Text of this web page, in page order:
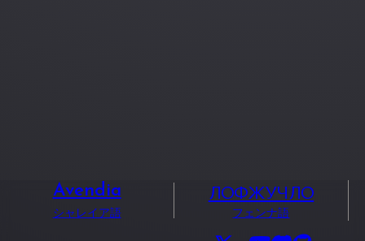
Avendia
シャレイア語
ЛОФЖУЧЛО
フェンナ語